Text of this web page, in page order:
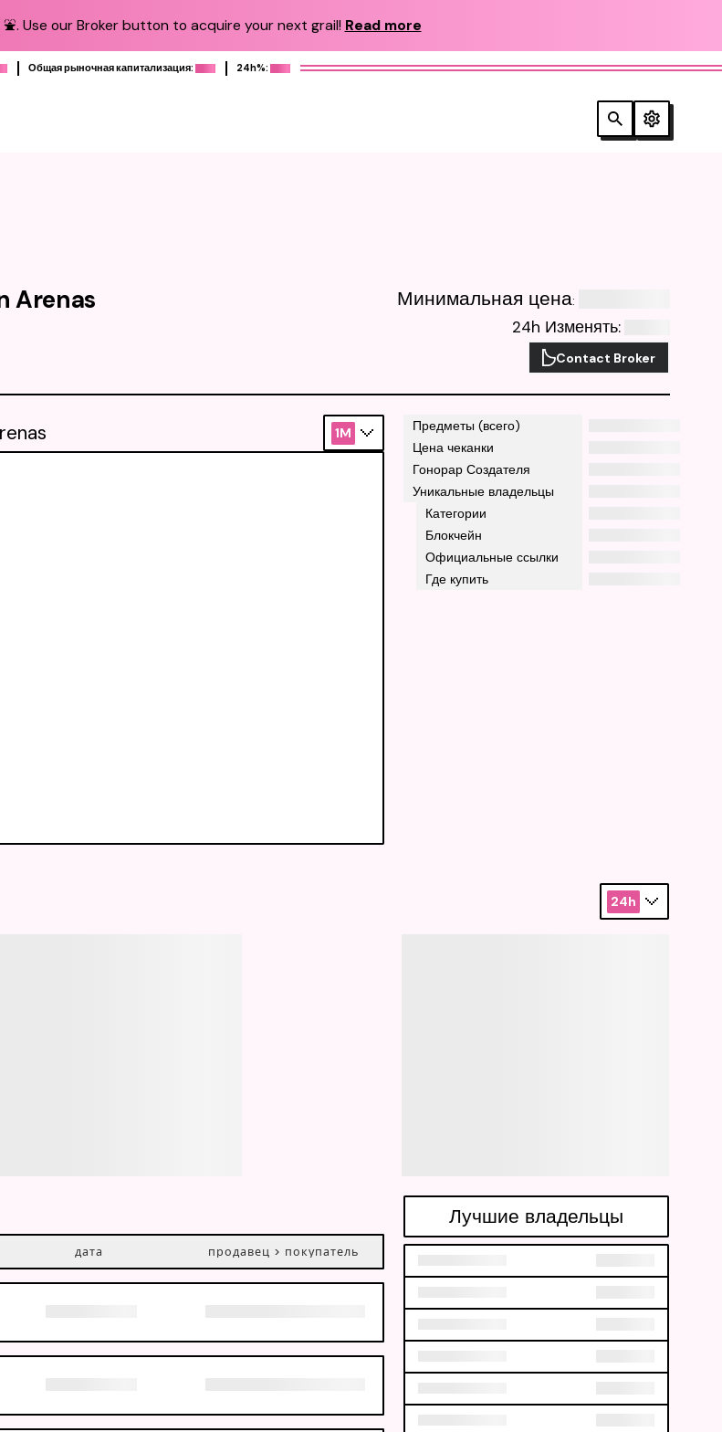
Use our Broker button to acquire your next grail! Read more
Общая рыночная капитализация: 24h%:
Arenas Минимальная цена:
24h Изменять:
Contact Broker
Предметы (всего)
Цена чеканки
Гонорар Создателя
Уникальные владельцы
Категории
Блокчейн
Официальные ссылки
Где купить
1M
24h
дата продавец > покупатель
Лучшие владельцы